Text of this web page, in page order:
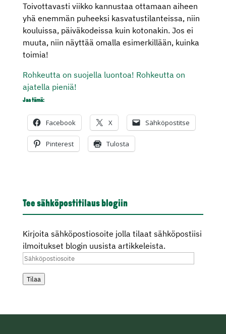
Toivottavasti viikko kannustaa ottamaan aiheen
yhä enemmän puheeksi kasvatustilanteissa, niin
kouluissa, päiväkodeissa kuin kotonakin. Jos ei
muuta, niin näyttää omalla esimerkillään, kuinka
toimia!
Rohkeutta on suojella luontoa! Rohkeutta on
ajatella pieniä!
Jaa tämä:
Facebook X Sähköpostitse
Pinterest Tulosta
Tee sähköpostitilaus blogiin
Kirjoita sähköpostiosoite jolla tilaat sähköpostiisi
ilmoitukset blogin uusista artikkeleista.
Sähköpostiosoite
Tilaa